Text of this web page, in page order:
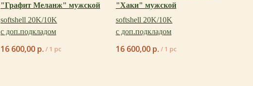
"Графит Меланж" мужской
softshell 20K/10K
с доп.подкладом
16 600,00 р. / 1 pc
"Хаки" мужской
softshell 20K/10K
с доп.подкладом
16 600,00 р. / 1 pc